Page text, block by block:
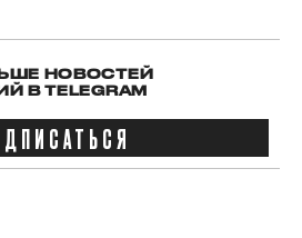
НОВОСТЕЙ
В TELEGRAM